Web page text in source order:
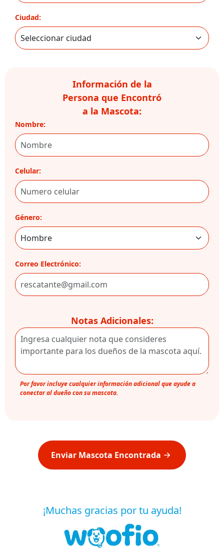
Ciudad:
Información de la
Persona que Encontró
a la Mascota:
Nombre:
Celular:
Género:
Correo Electrónico:
Notas Adicionales:
Por favor incluye cualquier información adicional que ayude a
conectar al dueño con su mascota.
Enviar Mascota Encontrada
¡Muchas gracias por tu ayuda!